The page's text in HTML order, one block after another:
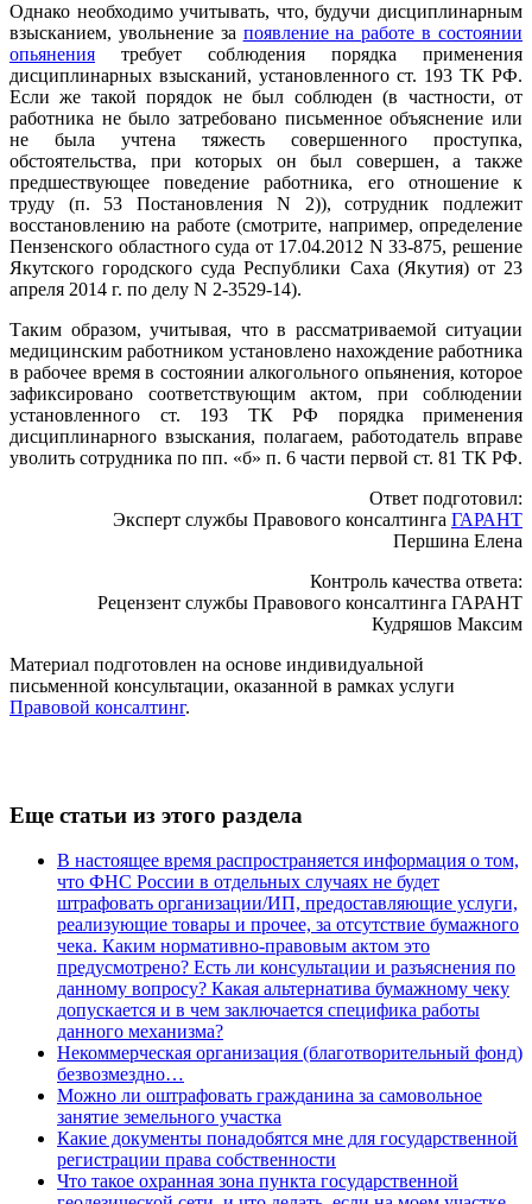
Однако необходимо учитывать, что, будучи дисциплинарным
взысканием, увольнение за появление на работе в состоянии
опьянения требует соблюдения порядка применения
дисциплинарных взысканий, установленного ст. 193 ТК РФ.
Если же такой порядок не был соблюден (в частности, от
работника не было затребовано письменное объяснение или
не была учтена тяжесть совершенного проступка,
обстоятельства, при которых он был совершен, а также
предшествующее поведение работника, его отношение к
труду (п. 53 Постановления N 2)), сотрудник подлежит
восстановлению на работе (смотрите, например, определение
Пензенского областного суда от 17.04.2012 N 33-875, решение
Якутского городского суда Республики Саха (Якутия) от 23
апреля 2014 г. по делу N 2-3529-14).
Таким образом, учитывая, что в рассматриваемой ситуации
медицинским работником установлено нахождение работника
в рабочее время в состоянии алкогольного опьянения, которое
зафиксировано соответствующим актом, при соблюдении
установленного ст. 193 ТК РФ порядка применения
дисциплинарного взыскания, полагаем, работодатель вправе
уволить сотрудника по пп. «б» п. 6 части первой ст. 81 ТК РФ.
Ответ подготовил:
Эксперт службы Правового консалтинга ГАРАНТ
Першина Елена
Контроль качества ответа:
Рецензент службы Правового консалтинга ГАРАНТ
Кудряшов Максим
Материал подготовлен на основе индивидуальной
письменной консультации, оказанной в рамках услуги
Правовой консалтинг.
Еще статьи из этого раздела
В настоящее время распространяется информация о том,
что ФНС России в отдельных случаях не будет
штрафовать организации/ИП, предоставляющие услуги,
реализующие товары и прочее, за отсутствие бумажного
чека. Каким нормативно-правовым актом это
предусмотрено? Есть ли консультации и разъяснения по
данному вопросу? Какая альтернатива бумажному чеку
допускается и в чем заключается специфика работы
данного механизма?
Некоммерческая организация (благотворительный фонд)
безвозмездно…
Можно ли оштрафовать гражданина за самовольное
занятие земельного участка
Какие документы понадобятся мне для государственной
регистрации права собственности
Что такое охранная зона пункта государственной